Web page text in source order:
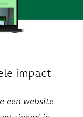
impact
een website